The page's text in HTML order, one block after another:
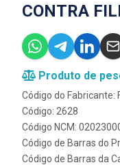
CONTRA
Produto de
Código do Fabricante:
Código: 2628
Código NCM:
Código de Barras do
Código de Barras da